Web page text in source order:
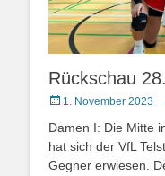
Rückschau
Posted
1. November 2023
Damen I: Die Mitte
hat sich der VfL
Gegner erwiesen.